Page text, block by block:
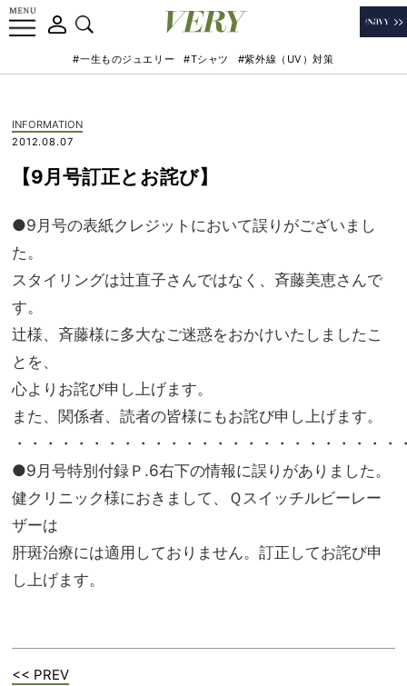
#一生ものジュエリー #Tシャツ #紫外線（UV）対策
INFORMATION
2012.08.07
【9月号訂正とお詫び】
●9月号の表紙クレジットにおいて誤りがございまし
た。
スタイリングは辻直子さんではなく、斉藤美恵さんで
す。
辻様、斉藤様に多大なご迷惑をおかけいたしましたこ
とを、
心よりお詫び申し上げます。
また、関係者、読者の皆様にもお詫び申し上げます。
・・・・・・・・・・・・・・・・・・・・・・・・
●9月号特別付録Ｐ.6右下の情報に誤りがありました。
健クリニック様におきまして、Ｑスイッチルビーレー
ザーは
肝斑治療には適用しておりません。訂正してお詫び申
し上げます。
<< PREV